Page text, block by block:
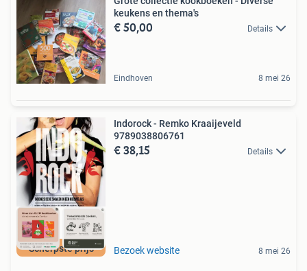
keukens en thema's
€ 50,00 Details
Eindhoven 8 mei 26
Scherpste prijs
Indorock - Remko Kraaijeveld
9789038806761
€ 38,15 Details
Bezoek website 8 mei 26